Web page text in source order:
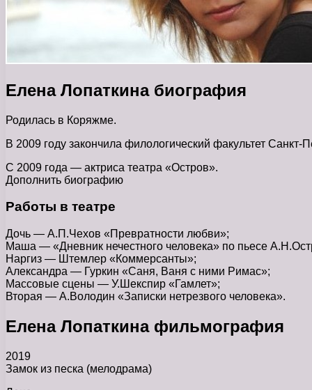
Елена Лопаткина биография
Родилась в Коряжме.
В 2009 году закончила филологический факультет Санкт-
С 2009 года — актриса театра «Остров».
Дополнить биографию
Работы в театре
Дочь — А.П.Чехов «Превратности любви»;
Маша — «Дневник нечестного человека» по пьесе
Наргиз — Штемлер «Коммерсанты»;
Александра — Гуркин «Саня, Ваня с ними Римас»;
Массовые сцены — У.Шекспир «Гамлет»;
Вторая — А.Володин «Записки нетрезвого человека».
Елена Лопаткина фильмография
2019
Замок из песка (мелодрама)